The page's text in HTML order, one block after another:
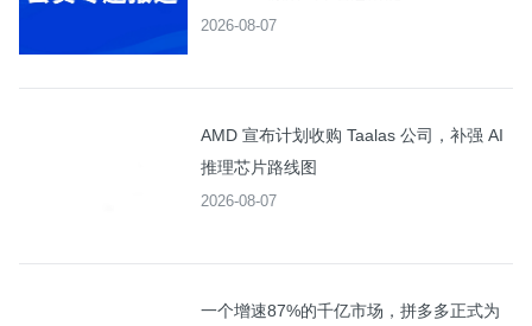
2026-08-07
AMD 宣布计划收购 Taalas 公司，补强 AI
推理芯片路线图
2026-08-07
一个增速87%的千亿市场，拼多多正式为